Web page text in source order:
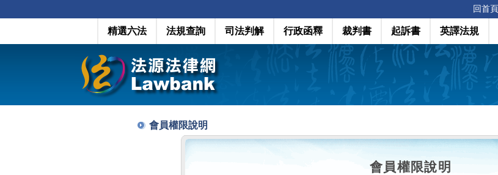
回首頁
精選六法 法規查詢 司法判解 行政函釋 裁判書 起訴書 英譯法規
會員權限說明
會員權限說明